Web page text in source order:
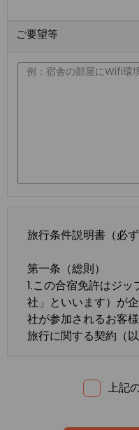
ご要望等
旅行条件説明書（必
第一条（総則）
1.この合宿免許はジ
社」といいます）が
社が参加されるお客
旅行に関する契約（
たは一般に確立され
上記